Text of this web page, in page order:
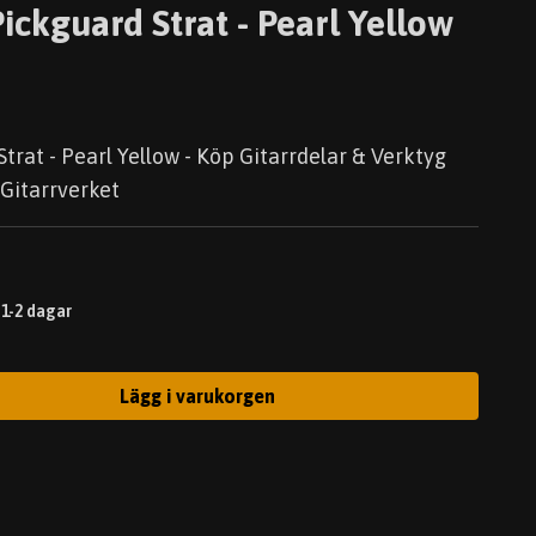
Strat - Pearl Yellow
- Pearl Yellow - Köp Gitarrdelar & Verktyg
2 dagar
Lägg i varukorgen